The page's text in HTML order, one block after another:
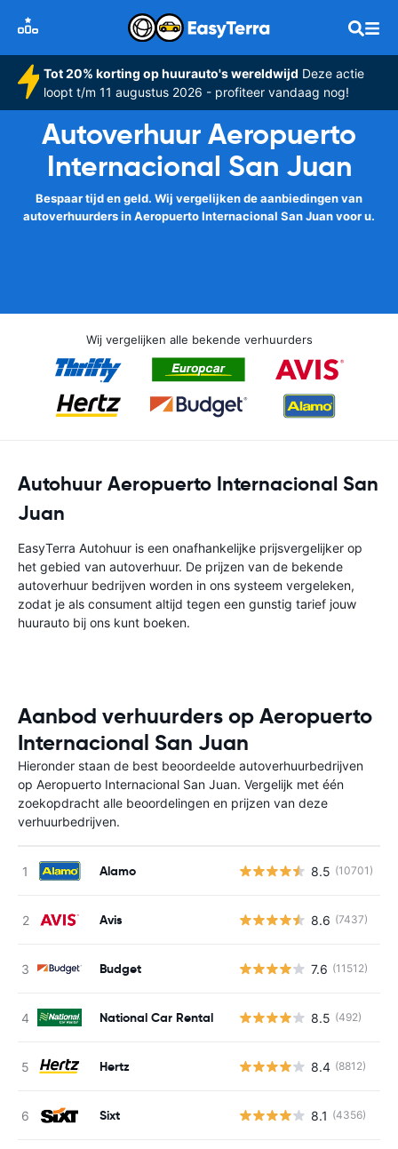
Tot 20% korting op huurauto's wereldwijd Deze actie
loopt t/m 11 augustus 2026 - profiteer vandaag nog!
Autoverhuur Aeropuerto
Internacional San Juan
Bespaar tijd en geld. Wij vergelijken de aanbiedingen van
autoverhuurders in Aeropuerto Internacional San Juan voor u.
Wij vergelijken alle bekende verhuurders
Autohuur Aeropuerto Internacional San
Juan
EasyTerra Autohuur is een onafhankelijke prijsvergelijker op
het gebied van autoverhuur. De prijzen van de bekende
autoverhuur bedrijven worden in ons systeem vergeleken,
zodat je als consument altijd tegen een gunstig tarief jouw
huurauto bij ons kunt boeken.
Aanbod verhuurders op Aeropuerto
Internacional San Juan
Hieronder staan de best beoordeelde autoverhuurbedrijven
op Aeropuerto Internacional San Juan. Vergelijk met één
zoekopdracht alle beoordelingen en prijzen van deze
verhuurbedrijven.
Alamo 8.5 (10701)
Avis 8.6 (7437)
Budget 7.6 (11512)
National Car Rental 8.5 (492)
Hertz 8.4 (8812)
Sixt 8.1 (4356)